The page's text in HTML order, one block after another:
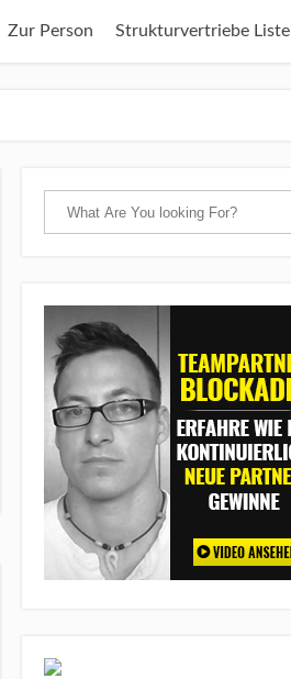
Zur Person Strukturvertriebe Liste